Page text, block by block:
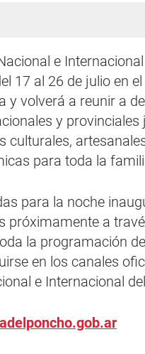
e
17 al 26 de julio en el
y volverá a reunir a
y provinciales
culturales,
para toda la
para la noche
próximamente a
la programación
en los canales
e Internacional